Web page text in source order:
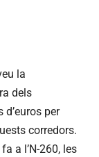
la
dels
per
corredors.
a l’N-260, les